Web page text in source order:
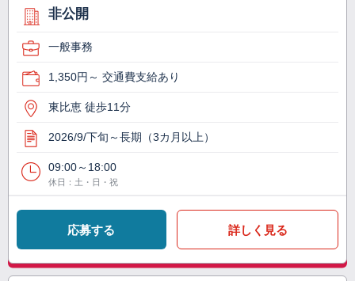
非公開
一般事務
1,350円～ 交通費支給あり
東比恵 徒歩11分
2026/9/下旬～長期（3カ月以上）
09:00～18:00
休日：土・日・祝
応募する 詳しく見る